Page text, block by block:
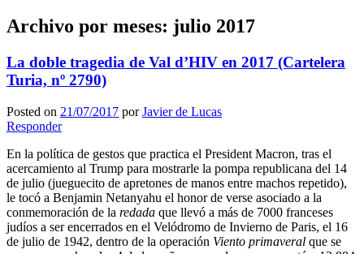
Archivo por meses: julio 2017
La doble tragedia de Val d’HIV en 2017 (Cartelera
Turia, nº 2790)
Posted on 21/07/2017 porJavier de Lucas
Responder
En la política de gestos que practica el President Macron, tras el
acercamiento al Trump para mostrarle la pompa republicana del 14
de julio (jueguecito de apretones de manos entre machos repetido),
le tocó a Benjamin Netanyahu el honor de verse asociado a la
conmemoración de la redada que llevó a más de 7000 franceses
judíos a ser encerrados en el Velódromo de Invierno de Paris, el 16
de julio de 1942, dentro de la operación Viento primaveral que se